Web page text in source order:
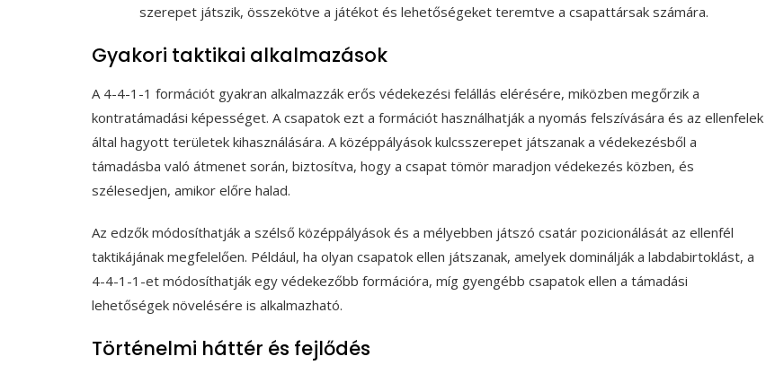
szerepet játszik, összekötve a játékot és lehetőségeket teremtve a csapattársak számára.
Gyakori taktikai alkalmazások
A 4-4-1-1 formációt gyakran alkalmazzák erős védekezési felállás elérésére, miközben megőrzik a
kontratámadási képességet. A csapatok ezt a formációt használhatják a nyomás felszívására és az ellenfelek
által hagyott területek kihasználására. A középpályások kulcsszerepet játszanak a védekezésből a
támadásba való átmenet során, biztosítva, hogy a csapat tömör maradjon védekezés közben, és
szélesedjen, amikor előre halad.
Az edzők módosíthatják a szélső középpályások és a mélyebben játszó csatár pozicionálását az ellenfél
taktikájának megfelelően. Például, ha olyan csapatok ellen játszanak, amelyek dominálják a labdabirtoklást, a
4-4-1-1-et módosíthatják egy védekezőbb formációra, míg gyengébb csapatok ellen a támadási
lehetőségek növelésére is alkalmazható.
Történelmi háttér és fejlődés